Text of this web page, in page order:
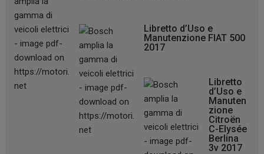
Libretto d’Uso e
Manutenzione FIAT 500
2017
Libretto
d’Uso e
Manuten
zione
Citroën
C-Elysée
Berlina
3v 2017